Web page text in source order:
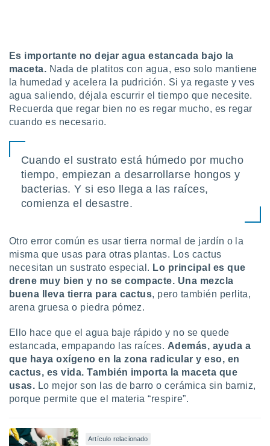
mediante
publicidad
publicidad
1199
Es importante no dejar agua estancada bajo la
maceta. Nada de platitos con agua, eso solo mantiene
la humedad y acelera la pudrición. Si ya regaste y ves
agua saliendo, déjala escurrir el tiempo que necesite.
Recuerda que regar bien no es regar mucho, es regar
cuando es necesario.
Cuando el sustrato está húmedo por mucho
tiempo, empiezan a desarrollarse hongos y
bacterias. Y si eso llega a las raíces,
comienza el desastre.
Otro error común es usar tierra normal de jardín o la
misma que usas para otras plantas. Los cactus
necesitan un sustrato especial. Lo principal es que
drene muy bien y no se compacte. Una mezcla
buena lleva tierra para cactus, pero también perlita,
arena gruesa o piedra pómez.
Ello hace que el agua baje rápido y no se quede
estancada, empapando las raíces. Además, ayuda a
que haya oxígeno en la zona radicular y eso, en
cactus, es vida. También importa la maceta que
usas. Lo mejor son las de barro o cerámica sin barniz,
porque permite que el materia “respire”.
Artículo relacionado